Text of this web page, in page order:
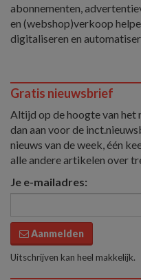
abonnementen,
en (webshop)verkoop
digitaliseren en
Gratis nieuwsbrief
Altijd op de hoogte van het
dan aan voor de
nieuws van de week, één
alle andere artikelen over
Je e-mailadres:
Aanmelden
Uitschrijven kan heel makkelijk.